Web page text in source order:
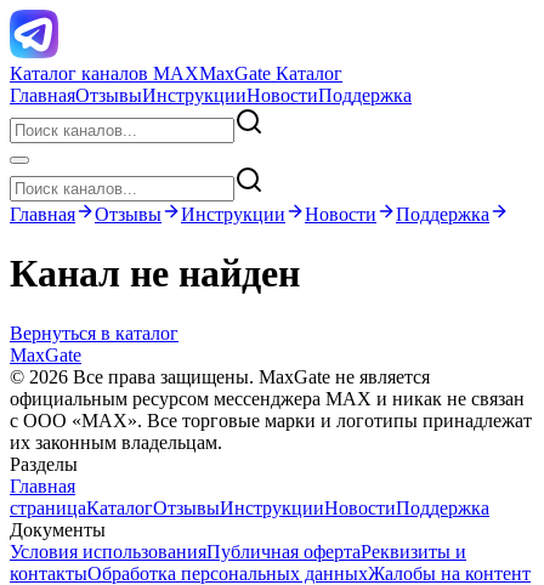
Каталог каналов MAXMaxGate Каталог
ГлавнаяОтзывыИнструкцииНовостиПоддержка
Главная Отзывы Инструкции Новости Поддержка
Канал не найден
Вернуться в каталог
MaxGate
© 2026 Все права защищены. MaxGate не является
официальным ресурсом мессенджера MAX и никак не связан
с ООО «МАХ». Все торговые марки и логотипы принадлежат
их законным владельцам.
Разделы
Главная
страницаКаталогОтзывыИнструкцииНовостиПоддержка
Документы
Условия использованияПубличная офертаРеквизиты и
контактыОбработка персональных данныхЖалобы на контент